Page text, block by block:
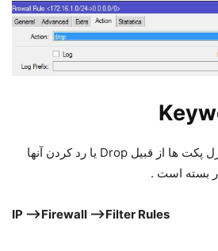
کاربرد این بخش جهت کنترل پکت ها از قبیل Drop یا رد کردن آنها
بسته است .
IP –>Firewall –>Filter Rules